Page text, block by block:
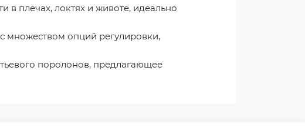
в плечах, локтях и животе, идеально
множеством опций регулировки,
поролонов, предлагающее